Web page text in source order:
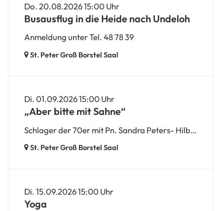
Do. 20.08.2026 15:00 Uhr
Busausflug in die Heide nach Undeloh
Anmeldung unter Tel. 48 78 39
St. Peter Groß Borstel Saal
Di. 01.09.2026 15:00 Uhr
„Aber bitte mit Sahne“
Schlager der 70er mit Pn. Sandra Peters- Hilberling
St. Peter Groß Borstel Saal
Di. 15.09.2026 15:00 Uhr
Yoga